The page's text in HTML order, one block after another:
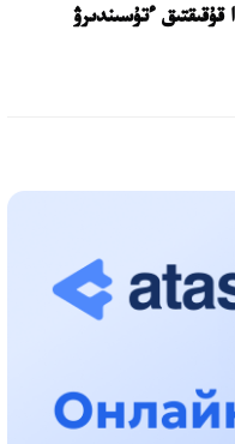
ءتۇسىندىرۋ
تۇلعالار كەرەك!
تۇرمەسىنە اۋىستىرۋى